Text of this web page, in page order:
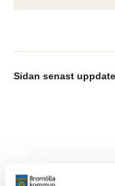
Sidan senast